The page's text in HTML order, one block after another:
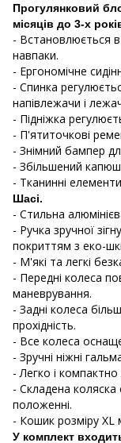
Прогулянковий
місяців до 3-х
- Встановлюється
навпаки.
- Ергономічне
- Спинка
напівлежачи і
- Підніжка
- П'ятиточкові
- Знімний бампер
- Збільшений
- Тканинні
Шасі.
- Стильна
- Ручка зручної
покриттям з еко-
- М'які та легкі
- Передні колеса
маневрування.
- Задні колеса
прохідність.
- Все колеса
- Зручні ніжні
- Легко і
- Складена коляска
положенні.
- Кошик розміру XL
У комплект